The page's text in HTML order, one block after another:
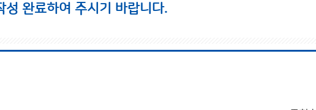
완료하여 주시기 바랍니다.